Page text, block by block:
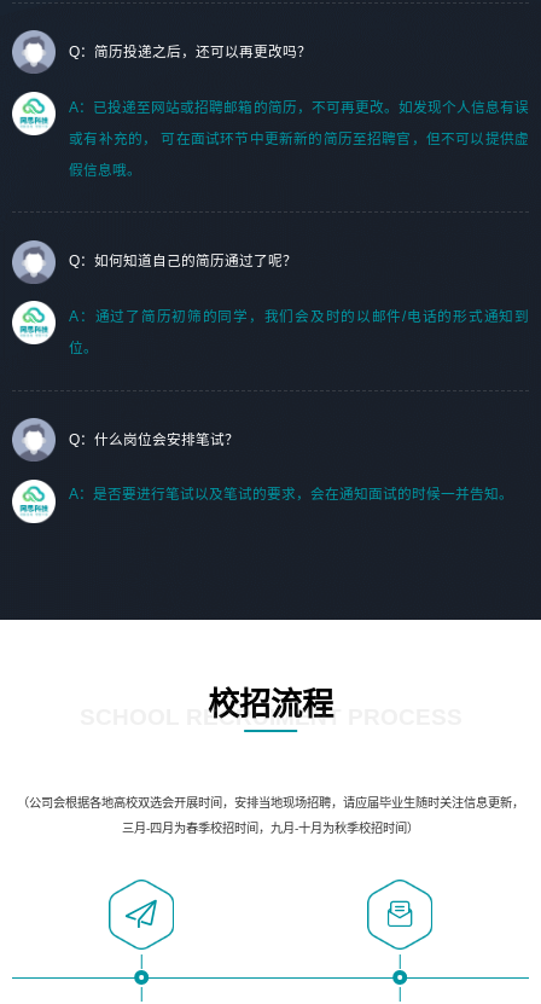
Q：简历投递之后，还可以再更改吗？
A：已投递至网站或招聘邮箱的简历，不可再更改。如发现个人信息有误
或有补充的， 可在面试环节中更新新的简历至招聘官，但不可以提供虚
假信息哦。
Q：如何知道自己的简历通过了呢？
A：通过了简历初筛的同学，我们会及时的以邮件/电话的形式通知到
位。
Q：什么岗位会安排笔试？
A：是否要进行笔试以及笔试的要求，会在通知面试的时候一并告知。
校招流程
SCHOOL RECRUIMENT PROCESS
（公司会根据各地高校双选会开展时间，安排当地现场招聘，请应届毕业生随时关注信息更新，
三月-四月为春季校招时间，九月-十月为秋季校招时间）